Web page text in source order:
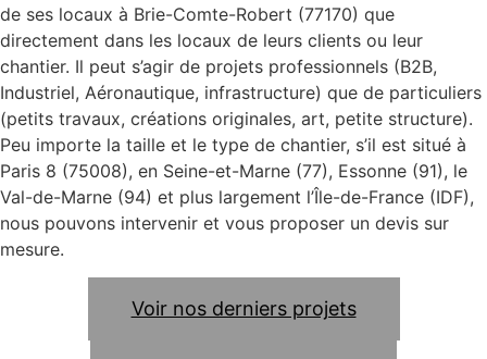
de ses locaux à Brie-Comte-Robert (77170) que
directement dans les locaux de leurs clients ou leur
chantier. Il peut s’agir de projets professionnels (B2B,
Industriel, Aéronautique, infrastructure) que de particuliers
(petits travaux, créations originales, art, petite structure).
Peu importe la taille et le type de chantier, s’il est situé à
Paris 8 (75008), en Seine-et-Marne (77), Essonne (91), le
Val-de-Marne (94) et plus largement l’Île-de-France (IDF),
nous pouvons intervenir et vous proposer un devis sur
mesure.
Voir nos derniers projets